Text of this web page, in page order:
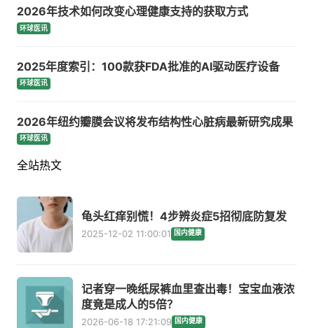
2026年技术如何改变心理健康支持的获取方式
环球医讯
2025年度索引：100款获FDA批准的AI驱动医疗设备
环球医讯
2026年纽约瓣膜会议将发布结构性心脏病最新研究成果
环球医讯
全站热文
龟头红痒别慌！4步辨炎症5招彻底防复发
2025-12-02 11:00:01 国内健康
记者穿一晚纸尿裤血里查出毒！宝宝血液浓
度竟是成人的5倍？
2026-06-18 17:21:09 国内健康